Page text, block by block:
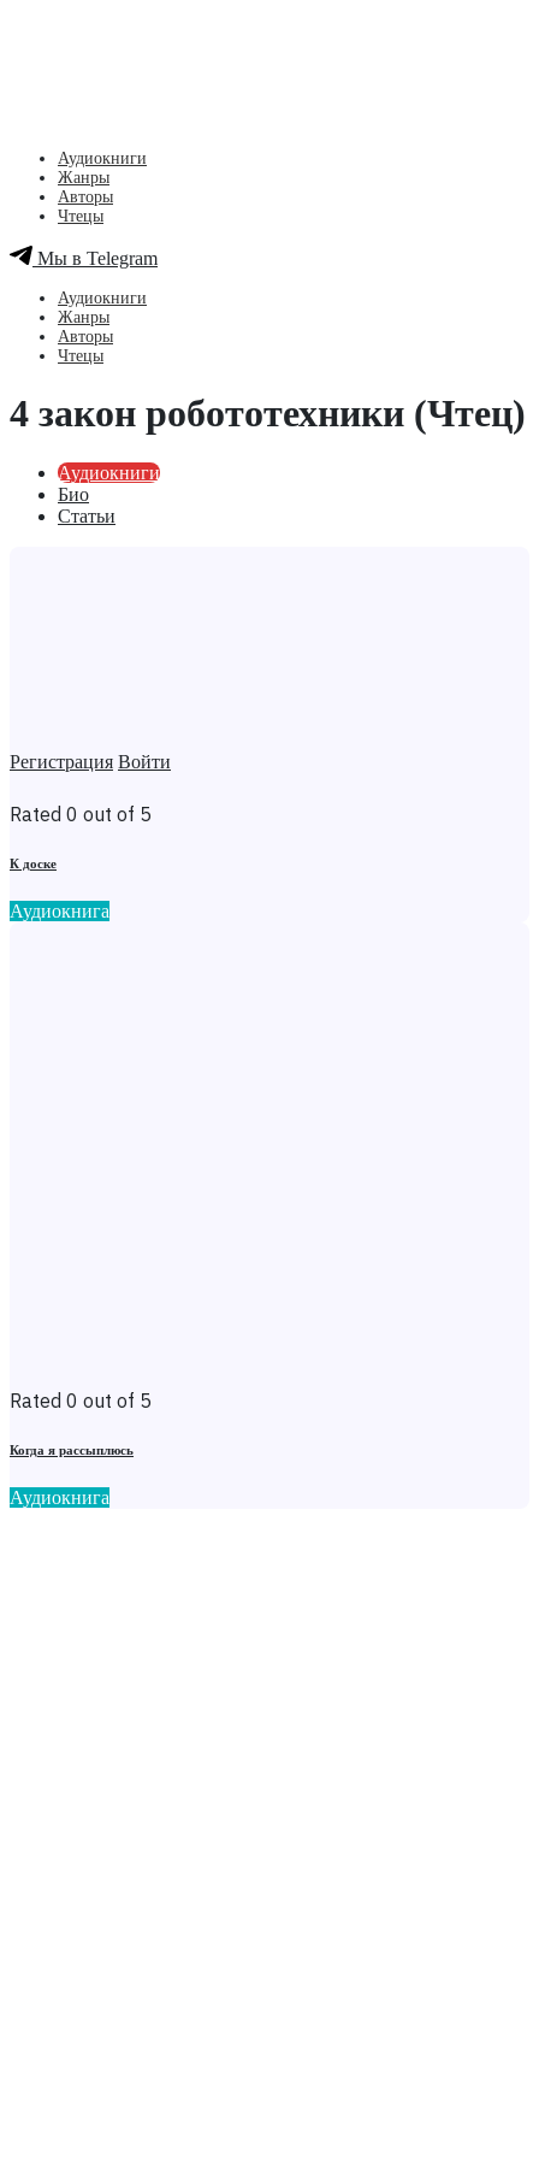
Регистрация Войти
Аудиокниги
Жанры
Авторы
Чтецы
Мы в Telegram
Аудиокниги
Жанры
Авторы
Чтецы
4 закон робототехники (Чтец)
Аудиокниги
Био
Статьи
Rated 0 out of 5
К доске
Аудиокнига
Rated 0 out of 5
Когда я рассыплюсь
Аудиокнига